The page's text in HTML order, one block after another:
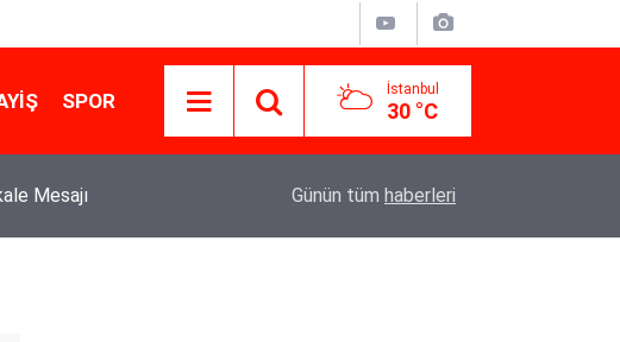
SPOR İstanbul
30 °C
Tazeledi İran'a saldırılar artarak devam ediyor, can
Günün tüm haberleri